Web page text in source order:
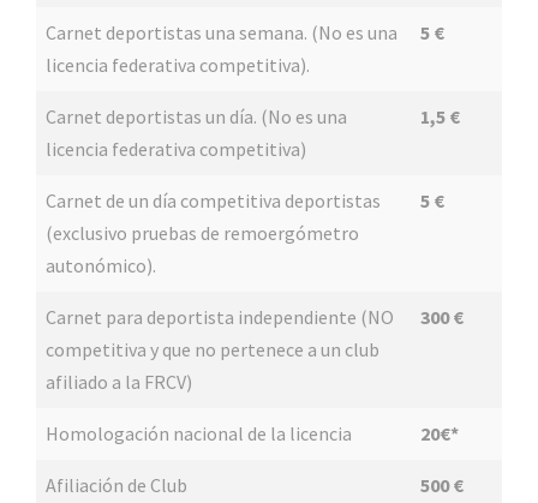
Carnet deportistas una semana. (No es una
licencia federativa competitiva).
5 €
Carnet deportistas un día. (No es una
licencia federativa competitiva)
1,5 €
Carnet de un día competitiva deportistas
(exclusivo pruebas de remoergómetro
autonómico).
5 €
Carnet para deportista independiente (NO
competitiva y que no pertenece a un club
afiliado a la FRCV)
300 €
Homologación nacional de la licencia 20€*
Afiliación de Club
500 €